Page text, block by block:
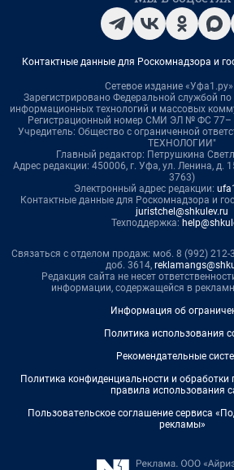
Контактные данные для Роскомнадзора и
Сетевое издание
Зарегистрировано Федеральной службой по
информационных технологий и массовых
Регистрационный номер СМИ ЭЛ № ФС 77–
Учредитель: Общество с ограниченной
ТЕХНОЛОГИИ"
Главный редактор: Петрушкина
Адрес редакции: 450006, г. Уфа, ул. Ленина, д.
3763)
Электронный адрес редакции:
Контактные данные для Роскомнадзора и
juristchel@shkulev.ru
Техподдержка:
Связаться с отделом продаж: моб. 8 (992) 212-
доб. 3614,
Редакция сайта не несет
информации, содержащейся в
Информация об
Политика использования
Рекомендательные
Политика конфиденциальности и
правила использования
Пользовательское соглашение сервиса
рекламы»